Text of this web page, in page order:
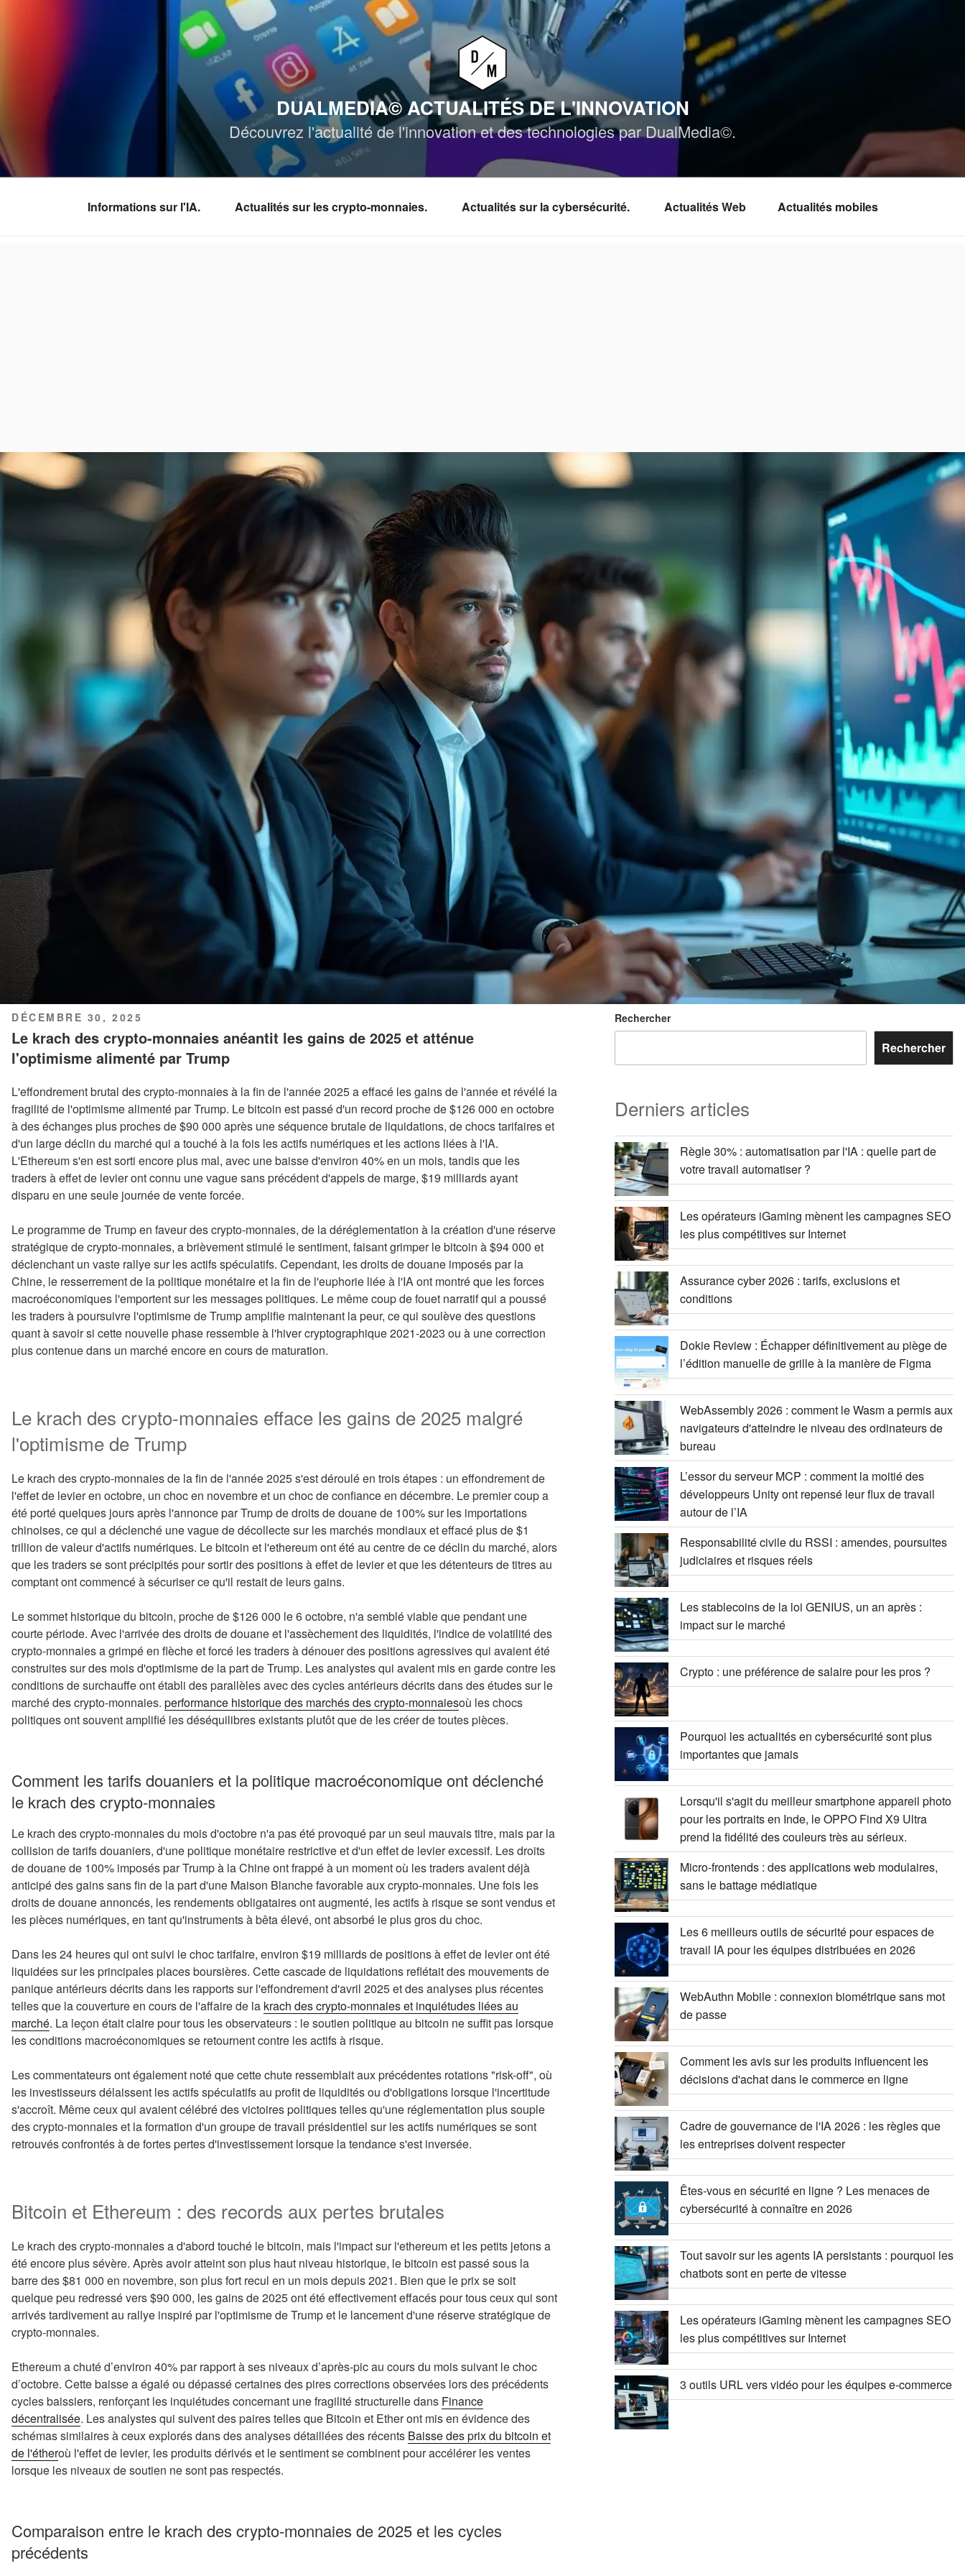
DUALMEDIA© ACTUALITÉS DE L'INNOVATION
Découvrez l'actualité de l'innovation et des technologies par DualMedia©.
Informations sur l'IA. Actualités sur les crypto-monnaies. Actualités sur la cybersécurité. Actualités Web Actualités mobiles
PUBLIÉ
LE
DÉCEMBRE 30, 2025
Le krach des crypto-monnaies anéantit les gains de 2025 et atténue
l'optimisme alimenté par Trump
L'effondrement brutal des crypto-monnaies à la fin de l'année 2025 a effacé les gains de l'année et révélé la
fragilité de l'optimisme alimenté par Trump. Le bitcoin est passé d'un record proche de $126 000 en octobre
à des échanges plus proches de $90 000 après une séquence brutale de liquidations, de chocs tarifaires et
d'un large déclin du marché qui a touché à la fois les actifs numériques et les actions liées à l'IA.
L'Ethereum s'en est sorti encore plus mal, avec une baisse d'environ 40% en un mois, tandis que les
traders à effet de levier ont connu une vague sans précédent d'appels de marge, $19 milliards ayant
disparu en une seule journée de vente forcée.
Le programme de Trump en faveur des crypto-monnaies, de la déréglementation à la création d'une réserve
stratégique de crypto-monnaies, a brièvement stimulé le sentiment, faisant grimper le bitcoin à $94 000 et
déclenchant un vaste rallye sur les actifs spéculatifs. Cependant, les droits de douane imposés par la
Chine, le resserrement de la politique monétaire et la fin de l'euphorie liée à l'IA ont montré que les forces
macroéconomiques l'emportent sur les messages politiques. Le même coup de fouet narratif qui a poussé
les traders à poursuivre l'optimisme de Trump amplifie maintenant la peur, ce qui soulève des questions
quant à savoir si cette nouvelle phase ressemble à l'hiver cryptographique 2021-2023 ou à une correction
plus contenue dans un marché encore en cours de maturation.
Le krach des crypto-monnaies efface les gains de 2025 malgré
l'optimisme de Trump
Le krach des crypto-monnaies de la fin de l'année 2025 s'est déroulé en trois étapes : un effondrement de
l'effet de levier en octobre, un choc en novembre et un choc de confiance en décembre. Le premier coup a
été porté quelques jours après l'annonce par Trump de droits de douane de 100% sur les importations
chinoises, ce qui a déclenché une vague de décollecte sur les marchés mondiaux et effacé plus de $1
trillion de valeur d'actifs numériques. Le bitcoin et l'ethereum ont été au centre de ce déclin du marché, alors
que les traders se sont précipités pour sortir des positions à effet de levier et que les détenteurs de titres au
comptant ont commencé à sécuriser ce qu'il restait de leurs gains.
Le sommet historique du bitcoin, proche de $126 000 le 6 octobre, n'a semblé viable que pendant une
courte période. Avec l'arrivée des droits de douane et l'assèchement des liquidités, l'indice de volatilité des
crypto-monnaies a grimpé en flèche et forcé les traders à dénouer des positions agressives qui avaient été
construites sur des mois d'optimisme de la part de Trump. Les analystes qui avaient mis en garde contre les
conditions de surchauffe ont établi des parallèles avec des cycles antérieurs décrits dans des études sur le
marché des crypto-monnaies. performance historique des marchés des crypto-monnaiesoù les chocs
politiques ont souvent amplifié les déséquilibres existants plutôt que de les créer de toutes pièces.
Comment les tarifs douaniers et la politique macroéconomique ont déclenché
le krach des crypto-monnaies
Le krach des crypto-monnaies du mois d'octobre n'a pas été provoqué par un seul mauvais titre, mais par la
collision de tarifs douaniers, d'une politique monétaire restrictive et d'un effet de levier excessif. Les droits
de douane de 100% imposés par Trump à la Chine ont frappé à un moment où les traders avaient déjà
anticipé des gains sans fin de la part d'une Maison Blanche favorable aux crypto-monnaies. Une fois les
droits de douane annoncés, les rendements obligataires ont augmenté, les actifs à risque se sont vendus et
les pièces numériques, en tant qu'instruments à bêta élevé, ont absorbé le plus gros du choc.
Dans les 24 heures qui ont suivi le choc tarifaire, environ $19 milliards de positions à effet de levier ont été
liquidées sur les principales places boursières. Cette cascade de liquidations reflétait des mouvements de
panique antérieurs décrits dans les rapports sur l'effondrement d'avril 2025 et des analyses plus récentes
telles que la couverture en cours de l'affaire de la krach des crypto-monnaies et inquiétudes liées au
marché. La leçon était claire pour tous les observateurs : le soutien politique au bitcoin ne suffit pas lorsque
les conditions macroéconomiques se retournent contre les actifs à risque.
Les commentateurs ont également noté que cette chute ressemblait aux précédentes rotations "risk-off", où
les investisseurs délaissent les actifs spéculatifs au profit de liquidités ou d'obligations lorsque l'incertitude
s'accroît. Même ceux qui avaient célébré des victoires politiques telles qu'une réglementation plus souple
des crypto-monnaies et la formation d'un groupe de travail présidentiel sur les actifs numériques se sont
retrouvés confrontés à de fortes pertes d'investissement lorsque la tendance s'est inversée.
Bitcoin et Ethereum : des records aux pertes brutales
Le krach des crypto-monnaies a d'abord touché le bitcoin, mais l'impact sur l'ethereum et les petits jetons a
été encore plus sévère. Après avoir atteint son plus haut niveau historique, le bitcoin est passé sous la
barre des $81 000 en novembre, son plus fort recul en un mois depuis 2021. Bien que le prix se soit
quelque peu redressé vers $90 000, les gains de 2025 ont été effectivement effacés pour tous ceux qui sont
arrivés tardivement au rallye inspiré par l'optimisme de Trump et le lancement d'une réserve stratégique de
crypto-monnaies.
Ethereum a chuté d’environ 40% par rapport à ses niveaux d’après-pic au cours du mois suivant le choc
d’octobre. Cette baisse a égalé ou dépassé certaines des pires corrections observées lors des précédents
cycles baissiers, renforçant les inquiétudes concernant une fragilité structurelle dans Finance
décentralisée. Les analystes qui suivent des paires telles que Bitcoin et Ether ont mis en évidence des
schémas similaires à ceux explorés dans des analyses détaillées des récents Baisse des prix du bitcoin et
de l'étheroù l'effet de levier, les produits dérivés et le sentiment se combinent pour accélérer les ventes
lorsque les niveaux de soutien ne sont pas respectés.
Comparaison entre le krach des crypto-monnaies de 2025 et les cycles
précédents
Rechercher
Rechercher
Derniers articles
Règle 30% : automatisation par l'IA : quelle part de
votre travail automatiser ?
Les opérateurs iGaming mènent les campagnes SEO
les plus compétitives sur Internet
Assurance cyber 2026 : tarifs, exclusions et
conditions
Dokie Review : Échapper définitivement au piège de
l’édition manuelle de grille à la manière de Figma
WebAssembly 2026 : comment le Wasm a permis aux
navigateurs d'atteindre le niveau des ordinateurs de
bureau
L’essor du serveur MCP : comment la moitié des
développeurs Unity ont repensé leur flux de travail
autour de l’IA
Responsabilité civile du RSSI : amendes, poursuites
judiciaires et risques réels
Les stablecoins de la loi GENIUS, un an après :
impact sur le marché
Crypto : une préférence de salaire pour les pros ?
Pourquoi les actualités en cybersécurité sont plus
importantes que jamais
Lorsqu'il s'agit du meilleur smartphone appareil photo
pour les portraits en Inde, le OPPO Find X9 Ultra
prend la fidélité des couleurs très au sérieux.
Micro-frontends : des applications web modulaires,
sans le battage médiatique
Les 6 meilleurs outils de sécurité pour espaces de
travail IA pour les équipes distribuées en 2026
WebAuthn Mobile : connexion biométrique sans mot
de passe
Comment les avis sur les produits influencent les
décisions d'achat dans le commerce en ligne
Cadre de gouvernance de l'IA 2026 : les règles que
les entreprises doivent respecter
Êtes-vous en sécurité en ligne ? Les menaces de
cybersécurité à connaître en 2026
Tout savoir sur les agents IA persistants : pourquoi les
chatbots sont en perte de vitesse
Les opérateurs iGaming mènent les campagnes SEO
les plus compétitives sur Internet
3 outils URL vers vidéo pour les équipes e-commerce